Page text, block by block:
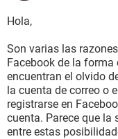
Hola,
Son varias las
Facebook de la forma
encuentran el olvido
la cuenta de correo o
registrarse en
cuenta. Parece que
entre estas